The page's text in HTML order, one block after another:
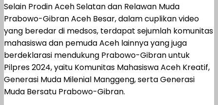
Selain Prodin Aceh Selatan dan Relawan Muda
Prabowo-Gibran Aceh Besar, dalam cuplikan video
yang beredar di medsos, terdapat sejumlah komunitas
mahasiswa dan pemuda Aceh lainnya yang juga
berdeklarasi mendukung Prabowo-Gibran untuk
Pilpres 2024, yaitu Komunitas Mahasiswa Aceh Kreatif,
Generasi Muda Milenial Manggeng, serta Generasi
Muda Bersatu Prabowo-Gibran.